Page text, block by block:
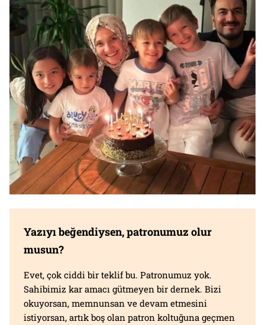
Yazıyı beğendiysen, patronumuz olur
musun?
Evet, çok ciddi bir teklif bu. Patronumuz yok.
Sahibimiz kar amacı gütmeyen bir dernek. Bizi
okuyorsan, memnunsan ve devam etmesini
istiyorsan, artık boş olan patron koltuğuna geçmen